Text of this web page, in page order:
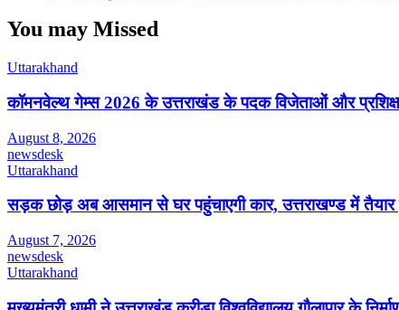
You may Missed
Uttarakhand
कॉमनवेल्थ गेम्स 2026 के उत्तराखंड के पदक विजेताओं और
August 8, 2026
newsdesk
Uttarakhand
सड़क छोड़ अब आसमान से घर पहुंचाएगी कार, उत्तराखण्ड में
August 7, 2026
newsdesk
Uttarakhand